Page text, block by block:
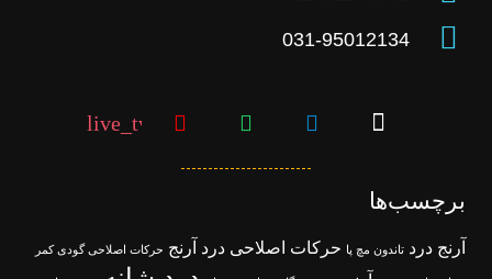
031-95012134
live_tv
برچسب‌ها
آرنج درد تاندون مچ پا حرکات اصلاحی درد آرنج حرکات اصلاحی گودی کمر